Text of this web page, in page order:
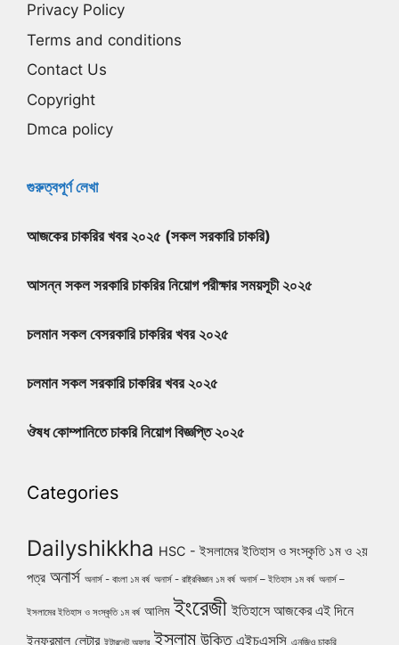
Privacy Policy
Terms and conditions
Contact Us
Copyright
Dmca policy
গুরুত্বপূর্ণ লেখা
আজকের চাকরির খবর ২০২৫ (সকল সরকারি চাকরি)
আসন্ন সকল সরকারি চাকরির নিয়োগ পরীক্ষার সময়সূচী ২০২৫
চলমান সকল বেসরকারি চাকরির খবর ২০২৫
চলমান সকল সরকারি চাকরির খবর ২০২৫
ঔষধ কোম্পানিতে চাকরি নিয়োগ বিজ্ঞপ্তি ২০২৫
Categories
Dailyshikkha HSC - ইসলামের ইতিহাস ও সংস্কৃতি ১ম ও ২য়
পত্র অনার্স অনার্স - বাংলা ১ম বর্ষ অনার্স - রাষ্ট্রবিজ্ঞান ১ম বর্ষ অনার্স – ইতিহাস ১ম বর্ষ অনার্স –
ইসলামের ইতিহাস ও সংস্কৃতি ১ম বর্ষ আলিম ইংরেজী ইতিহাসে আজকের এই দিনে
ইনফরমাল লেটার ইসলাম উক্তি এইচএসসি এনজিও চাকরি